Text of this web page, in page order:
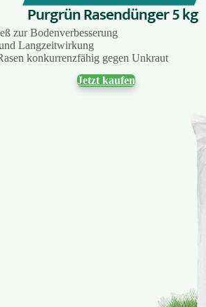
Purgrün Rasendünger 5 kg
zur Bodenverbesserung
Langzeitwirkung
konkurrenzfähig gegen Unkraut
Jetzt kaufen